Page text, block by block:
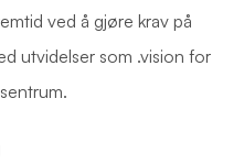
ved å gjøre krav på
utvidelser som .vision for